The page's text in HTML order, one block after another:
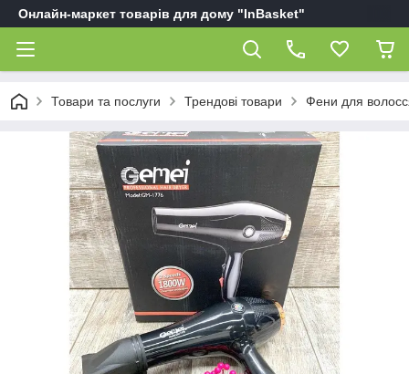
Онлайн-маркет товарів для дому "InBasket"
Товари та послуги Трендові товари Фени для